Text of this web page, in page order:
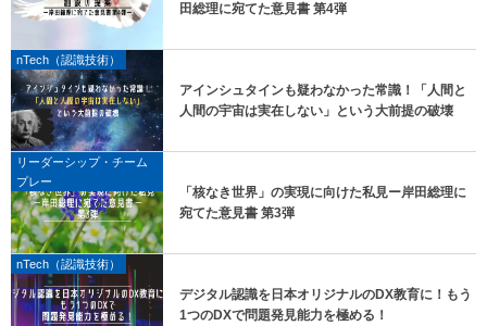
田総理に宛てた意見書 第4弾
nTech（認識技術）
アインシュタインも疑わなかった常識！「人間と
人間の宇宙は実在しない」という大前提の破壊
リーダーシップ・チーム
プレー
「核なき世界」の実現に向けた私見ー岸田総理に
宛てた意見書 第3弾
nTech（認識技術）
デジタル認識を日本オリジナルのDX教育に！もう
1つのDXで問題発見能力を極める！